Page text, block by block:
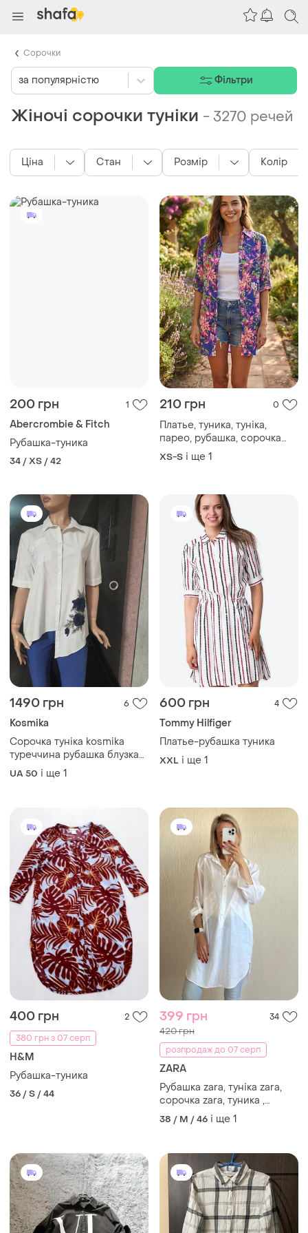
Жіночі сорочки туніки - 3270 речей
200 грн 1
Abercrombie & Fitch
Рубашка-туника
34 / XS / 42
210 грн 0
Платье, туника, туніка,
парео, рубашка, сорочка
продаю много хороших
вещей
XS-S і ще 1
1490 грн 6
Kosmika
Сорочка туніка kosmika
туреччина рубашка блузка
туника
UA 50 і ще 1
600 грн 4
Tommy Hilfiger
Платье-рубашка туника
XXL і ще 1
400 грн
2
380 грн з 07 серп
H&M
Рубашка-туника
36 / S / 44
399 грн 34
420 грн
розпродаж до 07 серп
ZARA
Рубашка zara, туніка zara,
сорочка zara, туника ,
женская рубашка, жіноча
сорочка
38 / M / 46 і ще 1
Ціна Стан Розмір Колір
за популярністю Фільтри
Сорочки